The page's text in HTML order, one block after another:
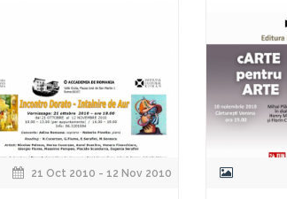
21 Oct 2010 - 12 Nov 2010